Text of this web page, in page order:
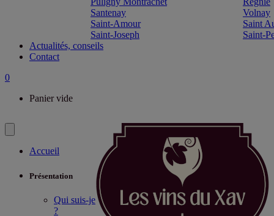
Santenay
Volnay
Saint-Amour
Saint
Saint-Joseph
Saint-
Actualités, conseils
Contact
0
Panier vide
Accueil
Présentation
Qui suis-je
?